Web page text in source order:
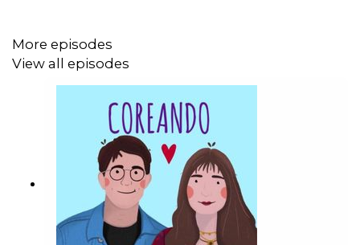
https://www.facebook.com/Coreandola
https://www.facebook.com/Coreandola
More episodes
View all episodes